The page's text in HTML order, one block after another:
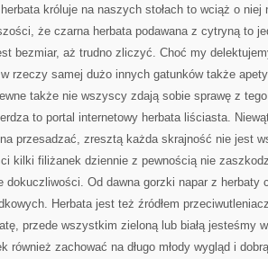
króluje na naszych stołach to wciąż o niej
że czarna herbata podawana z cytryną to
bezmiar, aż trudno zliczyć. Choć my
rzeczy samej dużo innych gatunków także
także nie wszyscy zdają sobie sprawę z
to portal internetowy herbata liściasta.
przesadzać, zresztą każda skrajność nie jest
kilki filiżanek dziennie z pewnością nie
dokuczliwości. Od dawna gorzki napar z herbaty
Herbata jest też źródłem
przede wszystkim zieloną lub białą jesteśmy
również zachować na długo młody wygląd i